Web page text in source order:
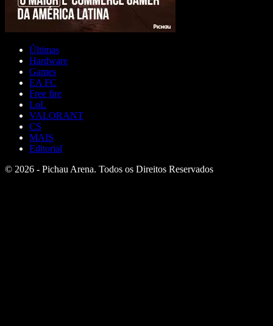
Últimas
Hardware
Games
EA FC
Free fire
LoL
VALORANT
CS
MAIS
Editorial
© 2026 - Pichau Arena. Todos os Direitos Reservados